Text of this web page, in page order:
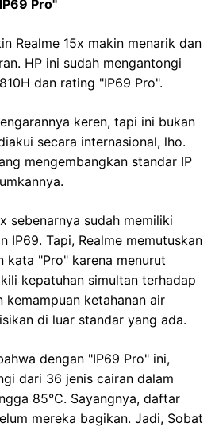
Pro"
Realme 15x makin menarik dan
HP ini sudah mengantongi
dan rating "IP69 Pro".
keren, tapi ini bukan
secara internasional, lho.
mengembangkan standar IP
sebenarnya sudah memiliki
IP69. Tapi, Realme memutuskan
kata "Pro" karena menurut
kepatuhan simultan terhadap
kemampuan ketahanan air
di luar standar yang ada.
dengan "IP69 Pro" ini,
dari 36 jenis cairan dalam
85°C. Sayangnya, daftar
mereka bagikan. Jadi, Sobat